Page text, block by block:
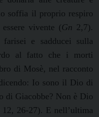
soffia il proprio respiro
vivente ( Gn 2,7).
e sadducei sulla
al fatto che i morti
di Mosè, nel racconto
Io sono il Dio di
Giacobbe? Non è Dio
12, 26-27). E nell’ultima